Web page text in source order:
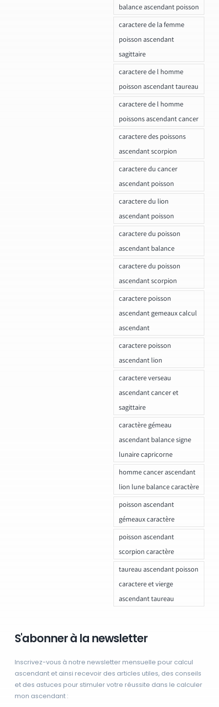
balance ascendant poisson
caractere de la femme
poisson ascendant
sagittaire
caractere de l homme
poisson ascendant taureau
caractere de l homme
poissons ascendant cancer
caractere des poissons
ascendant scorpion
caractere du cancer
ascendant poisson
caractere du lion
ascendant poisson
caractere du poisson
ascendant balance
caractere du poisson
ascendant scorpion
caractere poisson
ascendant gemeaux calcul
ascendant
caractere poisson
ascendant lion
caractere verseau
ascendant cancer et
sagittaire
caractère gémeau
ascendant balance signe
lunaire capricorne
homme cancer ascendant
lion lune balance caractère
poisson ascendant
gémeaux caractère
poisson ascendant
scorpion caractère
taureau ascendant poisson
caractere et vierge
ascendant taureau
S'abonner à la newsletter
Inscrivez-vous à notre newsletter mensuelle pour calcul
ascendant et ainsi recevoir des articles utiles, des conseils
et des astuces pour stimuler votre réussite dans le calculer
mon ascendant :